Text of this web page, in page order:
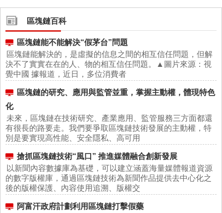
區塊鏈百科
區塊鏈能不能解決“假茅台”問題
區塊鏈能解決的，是虛擬的信息之間的相互信任問題，但解
決不了實實在在的人、物的相互信任問題。▲圖片來源：視
覺中國 據報道，近日，多位消費者
區塊鏈的研究、應用與監管並重，掌握主動權，體現特色
化
未來，區塊鏈在技術研究、產業應用、監管服務三方面都還
有很長的路要走。我們要爭取區塊鏈技術發展的主動權，特
別是要實現高性能、安全隱私、高可用
搶抓區塊鏈技術“風口” 推進媒體融合創新發展
以新聞內容數據庫為基礎，可以建立涵蓋海量媒體報道資源
的數字版權庫，通過區塊鏈技術為新聞作品提供去中心化之
後的版權保護、內容使用追溯、版權交
阿富汗政府計劃利用區塊鏈打擊假藥